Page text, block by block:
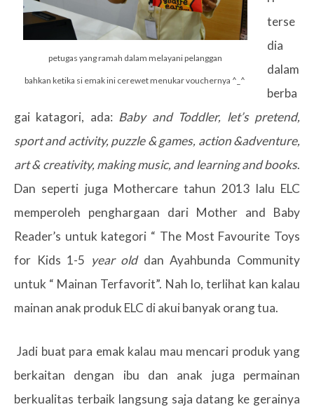
petugas yang ramah dalam melayani pelanggan
bahkan ketika si emak ini cerewet menukar vouchernya ^_^
terse
dia
dalam
berba
gai katagori, ada: Baby and Toddler, let’s pretend,
sport and activity, puzzle & games, action &adventure,
art & creativity, making music, and learning and books.
Dan seperti juga Mothercare tahun 2013 lalu ELC
memperoleh penghargaan dari Mother and Baby
Reader’s untuk kategori “ The Most Favourite Toys
for Kids 1-5 year olddan Ayahbunda Community
untuk “ Mainan Terfavorit”. Nah lo, terlihat kan kalau
mainan anak produk ELC di akui banyak orang tua.
Jadi buat para emak kalau mau mencari produk yang
berkaitan dengan ibu dan anak juga permainan
berkualitas terbaik langsung saja datang ke gerainya